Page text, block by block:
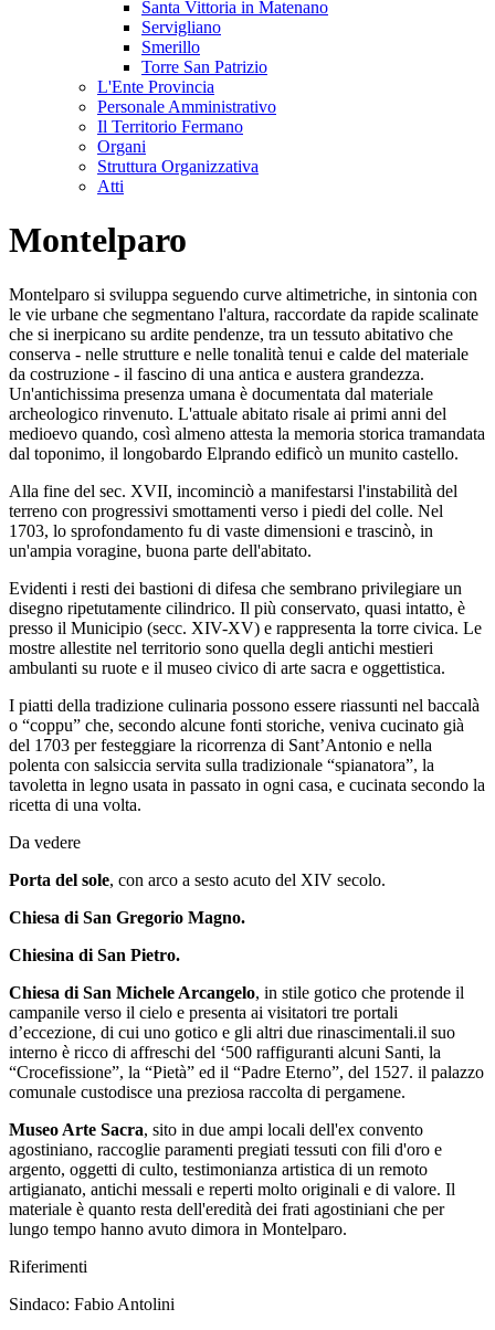
Santa Vittoria in Matenano
Servigliano
Smerillo
Torre San Patrizio
L'Ente Provincia
Personale Amministrativo
Il Territorio Fermano
Organi
Struttura Organizzativa
Atti
Montelparo
Montelparo si sviluppa seguendo curve altimetriche, in sintonia con
le vie urbane che segmentano l'altura, raccordate da rapide scalinate
che si inerpicano su ardite pendenze, tra un tessuto abitativo che
conserva - nelle strutture e nelle tonalità tenui e calde del materiale
da costruzione - il fascino di una antica e austera grandezza.
Un'antichissima presenza umana è documentata dal materiale
archeologico rinvenuto. L'attuale abitato risale ai primi anni del
medioevo quando, così almeno attesta la memoria storica tramandata
dal toponimo, il longobardo Elprando edificò un munito castello.
Alla fine del sec. XVII, incominciò a manifestarsi l'instabilità del
terreno con progressivi smottamenti verso i piedi del colle. Nel
1703, lo sprofondamento fu di vaste dimensioni e trascinò, in
un'ampia voragine, buona parte dell'abitato.
Evidenti i resti dei bastioni di difesa che sembrano privilegiare un
disegno ripetutamente cilindrico. Il più conservato, quasi intatto, è
presso il Municipio (secc. XIV-XV) e rappresenta la torre civica. Le
mostre allestite nel territorio sono quella degli antichi mestieri
ambulanti su ruote e il museo civico di arte sacra e oggettistica.
I piatti della tradizione culinaria possono essere riassunti nel baccalà
o “coppu” che, secondo alcune fonti storiche, veniva cucinato già
del 1703 per festeggiare la ricorrenza di Sant’Antonio e nella
polenta con salsiccia servita sulla tradizionale “spianatora”, la
tavoletta in legno usata in passato in ogni casa, e cucinata secondo la
ricetta di una volta.
Da vedere
Porta del sole, con arco a sesto acuto del XIV secolo.
Chiesa di San Gregorio Magno.
Chiesina di San Pietro.
Chiesa di San Michele Arcangelo, in stile gotico che protende il
campanile verso il cielo e presenta ai visitatori tre portali
d’eccezione, di cui uno gotico e gli altri due rinascimentali.il suo
interno è ricco di affreschi del ‘500 raffiguranti alcuni Santi, la
“Crocefissione”, la “Pietà” ed il “Padre Eterno”, del 1527. il palazzo
comunale custodisce una preziosa raccolta di pergamene.
Museo Arte Sacra, sito in due ampi locali dell'ex convento
agostiniano, raccoglie paramenti pregiati tessuti con fili d'oro e
argento, oggetti di culto, testimonianza artistica di un remoto
artigianato, antichi messali e reperti molto originali e di valore. Il
materiale è quanto resta dell'eredità dei frati agostiniani che per
lungo tempo hanno avuto dimora in Montelparo.
Riferimenti
Sindaco: Fabio Antolini